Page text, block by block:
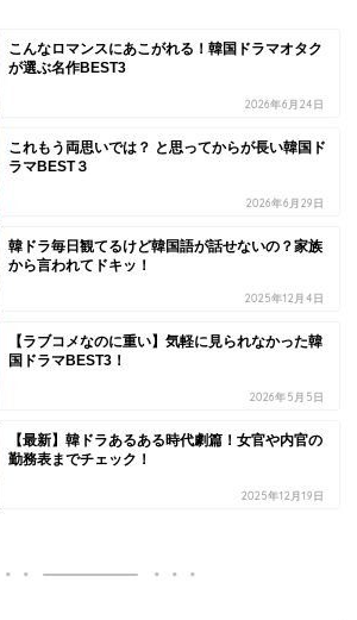
こんなロマンスにあこがれる！韓国ドラマオタク
が選ぶ名作BEST3
2026年6月24日
これもう両思いでは？ と思ってからが長い韓国ド
ラマBEST３
2026年6月29日
韓ドラ毎日観てるけど韓国語が話せないの？家族
から言われてドキッ！
2025年12月4日
【ラブコメなのに重い】気軽に見られなかった韓
国ドラマBEST3！
2026年5月5日
【最新】韓ドラあるある時代劇篇！女官や内官の
勤務表までチェック！
2025年12月19日